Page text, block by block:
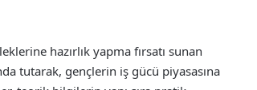
hazırlık yapma fırsatı sunan
tutarak, gençlerin iş gücü piyasasına